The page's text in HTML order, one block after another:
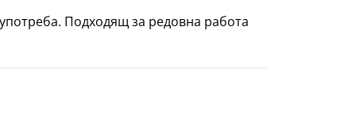
Подходящ за редовна работа